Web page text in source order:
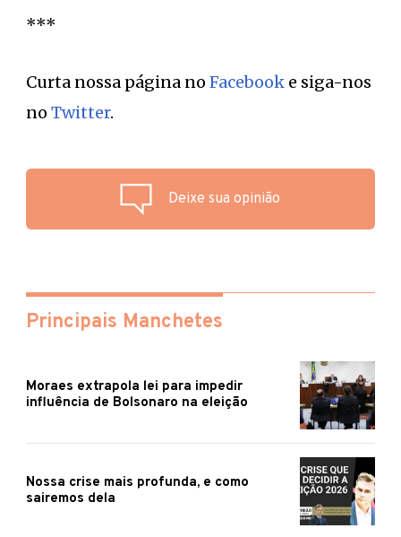
***
Curta nossa página no Facebook e siga-nos
no Twitter.
Deixe sua opinião
Principais Manchetes
Moraes extrapola lei para impedir
influência de Bolsonaro na eleição
Nossa crise mais profunda, e como
sairemos dela